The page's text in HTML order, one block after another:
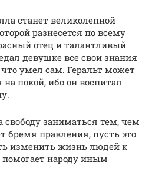
станет великолепной
разнесется по всему
отец и талантливый
девушке все свои знания
умел сам. Геральт может
покой, ибо он воспитал
свободу заниматься тем, чем
бремя правления, пусть это
изменить жизнь людей к
народу иным